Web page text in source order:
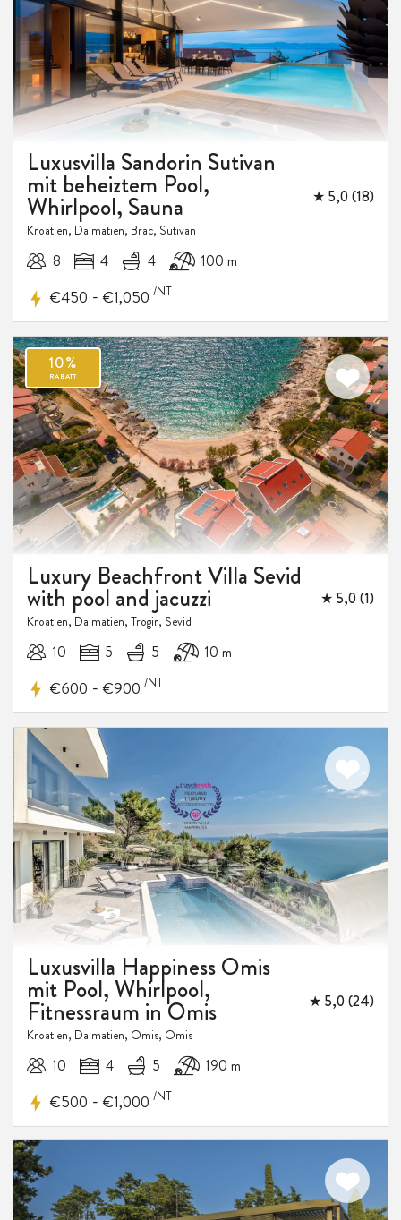
15%
RABATT
Luxusvilla Sandorin Sutivan
mit beheiztem Pool,
Whirlpool, Sauna ★ 5,0 (18)
Kroatien, Dalmatien, Brac, Sutivan
8 4 4 100 m
€450 - €1,050 /NT
Luxury Beachfront Villa Sevid
with pool and jacuzzi ★ 5,0 (1)
Kroatien, Dalmatien, Trogir, Sevid
10 5 5 10 m
€600 - €900 /NT
Luxusvilla Happiness Omis
mit Pool, Whirlpool,
Fitnessraum in Omis ★ 5,0 (24)
Kroatien, Dalmatien, Omis, Omis
10 4 5 190 m
€500 - €1,000 /NT